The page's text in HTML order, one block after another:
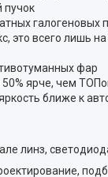
пучок
галогеновых
это всего лишь
фар
ярче, чем
ближе к
линз,